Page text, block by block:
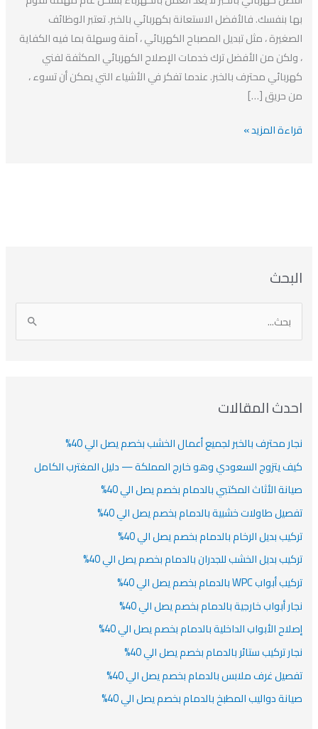
بها بنفسك. فالأفضل الاستعانة بكهربائي بالخبر. تعتبر الوظائف
الصغيرة ، مثل تبديل المصباح الكهربائي ، آمنة وسهلة بما فيه الكفاية
، ولكن من الأفضل ترك خدمات الإصلاح الكهربائي المكثفة لفني
كهربائي محترف بالخبر. عندما تفكر في الأشياء التي يمكن أن تسوء ،
من حريق […]
كهربائي
بالخبر
قراءة المزيد »
البحث
ل
ث
ن
:
احدث المقالات
نجار محترف بالخبر لجميع أعمال الخشب بخصم يصل الي 40%
كيف يتزوج السعودي وهو خارج المملكة — دليل المغترب الكامل
صيانة الأثاث المكتبي بالدمام بخصم يصل الي 40%
تفصيل طاولات خشبية بالدمام بخصم يصل الي 40%
تركيب بديل الرخام بالدمام بخصم يصل الي 40%
تركيب بديل الخشب للجدران بالدمام بخصم يصل الي 40%
تركيب أبواب WPC بالدمام بخصم يصل الي 40%
نجار أبواب خارجية بالدمام بخصم يصل الي 40%
إصلاح الأبواب الداخلية بالدمام بخصم يصل الي 40%
نجار تركيب ستائر بالدمام بخصم يصل الي 40%
تفصيل غرف ملابس بالدمام بخصم يصل الي 40%
صيانة دواليب المطبخ بالدمام بخصم يصل الي 40%
ل
ش
ص
ف
ل
ش
ل
ن
ا